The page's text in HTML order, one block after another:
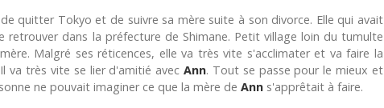
quitter Tokyo et de suivre sa mère suite à son divorce. Elle qui avait
retrouver dans la préfecture de Shimane. Petit village loin du tumulte
Malgré ses réticences, elle va très vite s'acclimater et va faire la
va très vite se lier d'amitié avecAnn. Tout se passe pour le mieux et
ne pouvait imaginer ce que la mère de Ann s'apprêtait à faire.